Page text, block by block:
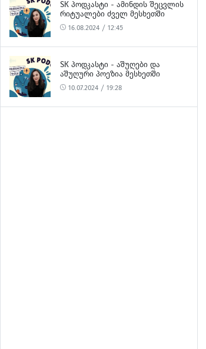
SK ᲞᲝᲓᲙᲐᲡᲢᲘ - ᲐᲛᲘᲜᲓᲘᲡ ᲨᲔᲪᲕᲚᲘᲡ
ᲠᲘᲢᲣᲐᲚᲔᲑᲘ ᲫᲕᲔᲚ ᲛᲔᲡᲮᲔᲗᲨᲘ
16.08.2024 / 12:45
SK ᲞᲝᲓᲙᲐᲡᲢᲘ - ᲐᲨᲣᲦᲔᲑᲘ ᲓᲐ
ᲐᲨᲣᲦᲣᲠᲘ ᲞᲝᲔᲖᲘᲐ ᲛᲔᲡᲮᲔᲗᲨᲘ
10.07.2024 / 19:28